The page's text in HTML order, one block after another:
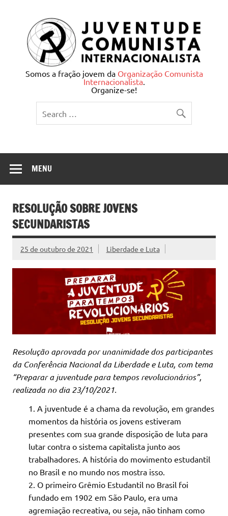
Juventude Comunista
Internacionalista
Somos a fração jovem da Organização Comunista
Internacionalista.
Organize-se!
MENU
RESOLUÇÃO SOBRE JOVENS
SECUNDARISTAS
25 de outubro de 2021 Liberdade e Luta
Resolução aprovada por unanimidade dos participantes
da Conferência Nacional da Liberdade e Luta, com tema
“Preparar a juventude para tempos revolucionários”,
realizada no dia 23/10/2021.
A juventude é a chama da revolução, em grandes
momentos da história os jovens estiveram
presentes com sua grande disposição de luta para
lutar contra o sistema capitalista junto aos
trabalhadores. A história do movimento estudantil
no Brasil e no mundo nos mostra isso.
O primeiro Grêmio Estudantil no Brasil foi
fundado em 1902 em São Paulo, era uma
agremiação recreativa, ou seja, não tinham como